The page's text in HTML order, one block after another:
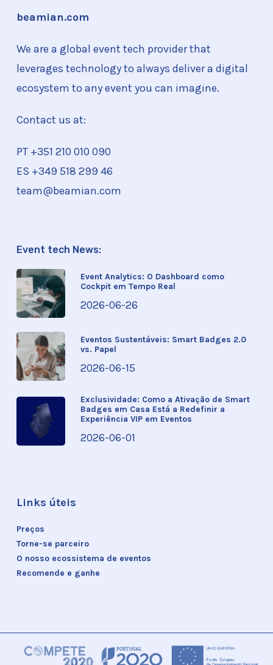
beamian.com
We are a global event tech provider that
leverages technology to always deliver a digital
ecosystem to any event you can imagine.
Contact us at:
PT +351 210 010 090
ES +349 518 299 46
team@beamian.com
Event tech News:
Event Analytics: O Dashboard como
Cockpit em Tempo Real
2026-06-26
Eventos Sustentáveis: Smart Badges 2.0
vs. Papel
2026-06-15
Exclusividade: Como a Ativação de Smart
Badges em Casa Está a Redefinir a
Experiência VIP em Eventos
2026-06-01
Links úteis
Preços
Torne-se parceiro
O nosso ecossistema de eventos
Recomende e ganhe